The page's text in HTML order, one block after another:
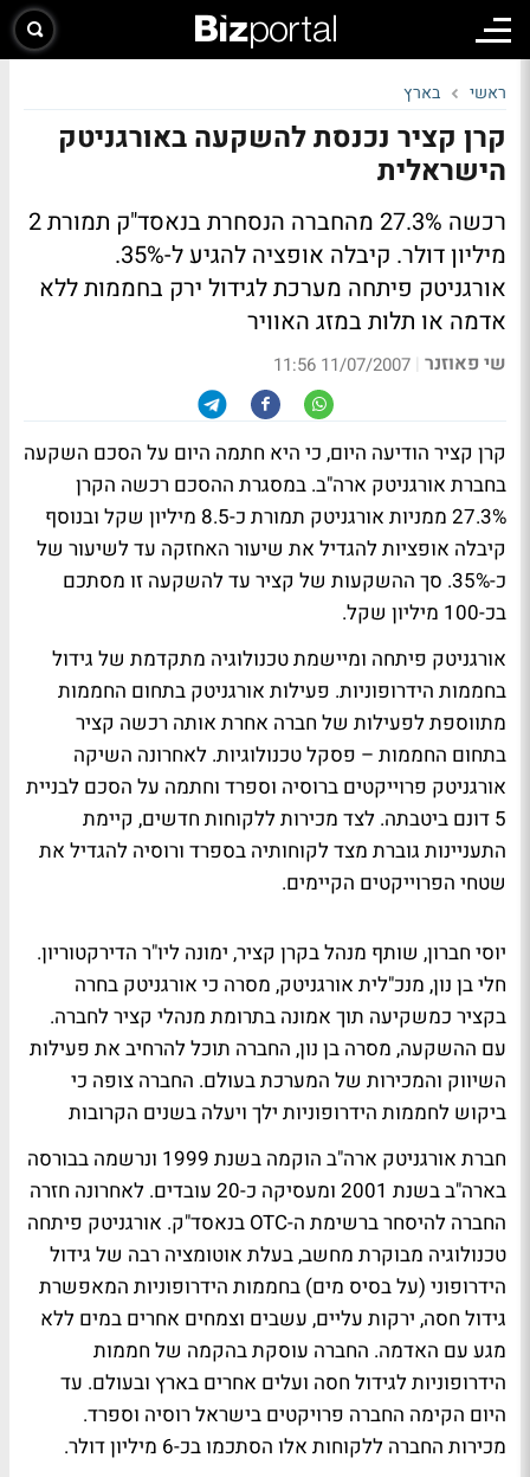
ראשי בארץ
קרן קציר נכנסת להשקעה באורגניטק
הישראלית
רכשה 27.3% מהחברה הנסחרת בנאסד"ק תמורת 2
מיליון דולר. קיבלה אופציה להגיע ל-35%.
אורגניטק פיתחה מערכת לגידול ירק בחממות ללא
אדמה או תלות במזג האוויר
שי פאוזנר |
11/07/2007 11:56
קרן קציר הודיעה היום, כי היא חתמה היום על הסכם השקעה
בחברת אורגניטק ארה"ב. במסגרת ההסכם רכשה הקרן
27.3% ממניות אורגניטק תמורת כ-8.5 מיליון שקל ובנוסף
קיבלה אופציות להגדיל את שיעור האחזקה עד לשיעור של
כ-35%. סך ההשקעות של קציר עד להשקעה זו מסתכם
בכ-100 מיליון שקל.
אורגניטק פיתחה ומיישמת טכנולוגיה מתקדמת של גידול
בחממות הידרופוניות. פעילות אורגניטק בתחום החממות
מתווספת לפעילות של חברה אחרת אותה רכשה קציר
בתחום החממות – פסקל טכנולוגיות. לאחרונה השיקה
אורגניטק פרוייקטים ברוסיה וספרד וחתמה על הסכם לבניית
5 דונם ביטבתה. לצד מכירות ללקוחות חדשים, קיימת
התעניינות גוברת מצד לקוחותיה בספרד ורוסיה להגדיל את
שטחי הפרוייקטים הקיימים.
יוסי חברון, שותף מנהל בקרן קציר, ימונה ליו"ר הדירקטוריון.
חלי בן נון, מנכ"לית אורגניטק, מסרה כי אורגניטק בחרה
בקציר כמשקיעה תוך אמונה בתרומת מנהלי קציר לחברה.
עם ההשקעה, מסרה בן נון, החברה תוכל להרחיב את פעילות
השיווק והמכירות של המערכת בעולם. החברה צופה כי
ביקוש לחממות הידרופוניות ילך ויעלה בשנים הקרובות
חברת אורגניטק ארה"ב הוקמה בשנת 1999 ונרשמה בבורסה
בארה"ב בשנת 2001 ומעסיקה כ-20 עובדים. לאחרונה חזרה
החברה להיסחר ברשימת ה-OTC בנאסד"ק. אורגניטק פיתחה
טכנולוגיה מבוקרת מחשב, בעלת אוטומציה רבה של גידול
הידרופוני (על בסיס מים) בחממות הידרופוניות המאפשרת
גידול חסה, ירקות עליים, עשבים וצמחים אחרים במים ללא
מגע עם האדמה. החברה עוסקת בהקמה של חממות
הידרופוניות לגידול חסה ועלים אחרים בארץ ובעולם. עד
היום הקימה החברה פרויקטים בישראל רוסיה וספרד.
מכירות החברה ללקוחות אלו הסתכמו בכ-6 מיליון דולר.